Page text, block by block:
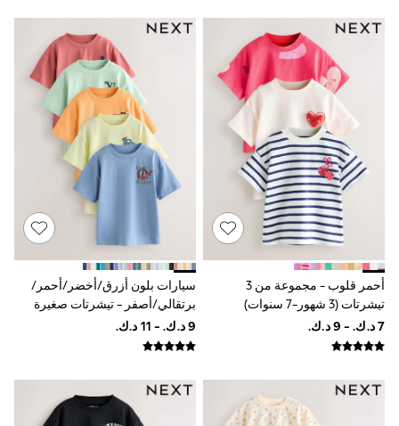
Sunset Styles
Sets & Outfits
Linen Collection
Tops & T-Shirts
Shirts
Polo Shirts
Swimwear
Shorts
Sandals & Clogs
Sun Safe
Rash Vests
Sun Hats & Caps
Sunglasses
Baby Holiday Shop
Baby Summer Nightwear
Dresses
Sets & Outfits
Rompers
Sandals
Mens' Holiday Shop
Shirts
Linen Collection
أحمر قلوب - مجموعة من 3
تيشرتات (3 شهور-7 سنوات)
سيارات بلون أزرق/أخضر/أحمر/
برتقالي/أصفر - تيشرتات صغيرة
(3شهور -7سنوات)